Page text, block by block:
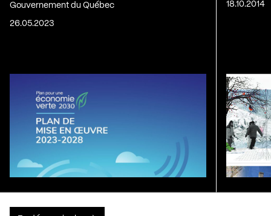
Gouvernement du Québec
26.05.2023
18.10.2014